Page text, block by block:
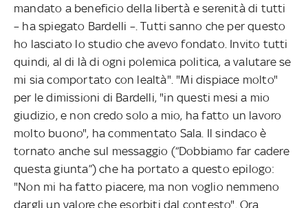
mandato a beneficio della libertà e serenità di tutti
– ha spiegato Bardelli –. Tutti sanno che per questo
ho lasciato lo studio che avevo fondato. Invito tutti
quindi, al di là di ogni polemica politica, a valutare se
mi sia comportato con lealtà". "Mi dispiace molto"
per le dimissioni di Bardelli, "in questi mesi a mio
giudizio, e non credo solo a mio, ha fatto un lavoro
molto buono", ha commentato Sala. Il sindaco è
tornato anche sul messaggio (“Dobbiamo far cadere
questa giunta”) che ha portato a questo epilogo:
"Non mi ha fatto piacere, ma non voglio nemmeno
dargli un valore che esorbiti dal contesto". Ora